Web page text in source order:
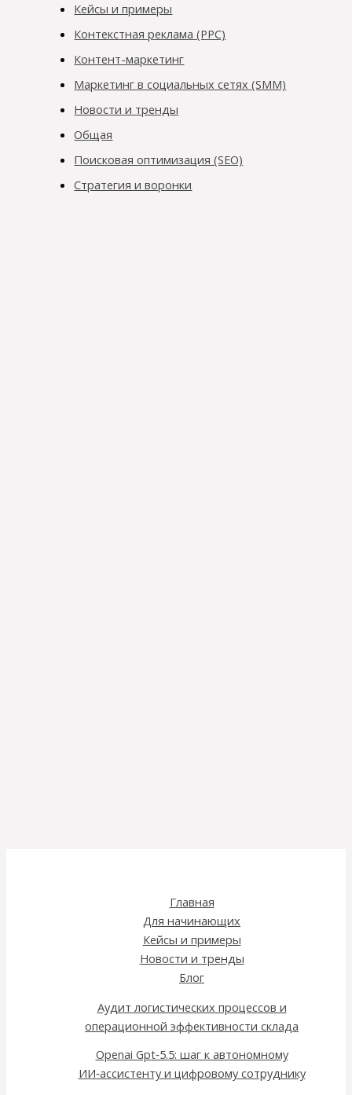
Кейсы и примеры
Контекстная реклама (PPC)
Контент-маркетинг
Маркетинг в социальных сетях (SMM)
Новости и тренды
Общая
Поисковая оптимизация (SEO)
Стратегия и воронки
Главная
Для начинающих
Кейсы и примеры
Новости и тренды
Блог
Аудит логистических процессов и
операционной эффективности склада
Openai Gpt‑5.5: шаг к автономному
ИИ‑ассистенту и цифровому сотруднику